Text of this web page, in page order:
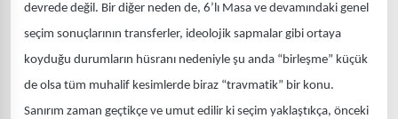
devrede değil. Bir diğer neden de, 6’lı Masa ve devamındaki genel
seçim sonuçlarının transferler, ideolojik sapmalar gibi ortaya
koyduğu durumların hüsranı nedeniyle şu anda “birleşme” küçük
de olsa tüm muhalif kesimlerde biraz “travmatik” bir konu.
Sanırım zaman geçtikçe ve umut edilir ki seçim yaklaştıkça, önceki